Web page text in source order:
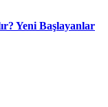
Yeni Başlayanlar